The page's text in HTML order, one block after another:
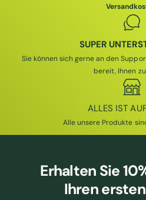
SUPER
Sie können sich gerne an den
bereit, Ihnen
ALLES IST
Alle unsere Produkte
Erhalten Sie
Ihren